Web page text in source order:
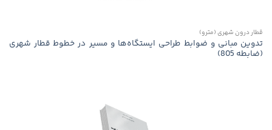
قطار درون شهری (مترو)
تدوین مبانی و ضوابط طراحی ایستگاه‌ها و مسیر در خطوط قطار شهری
(ضابطه 805)